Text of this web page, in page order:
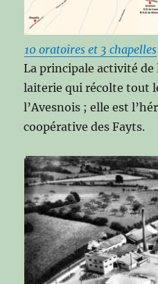
10 oratoires et 3 chapelles
La principale activité de
laiterie qui récolte tout
l’Avesnois ; elle est
coopérative des Fayts.